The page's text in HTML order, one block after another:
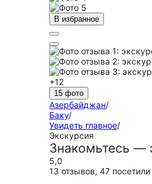
В избранное
+12
15 фото
Азербайджан/
Баку/
Увидеть главное/
Экскурсия
Знакомьтесь —
5,0
13 отзывов, 47 посетили